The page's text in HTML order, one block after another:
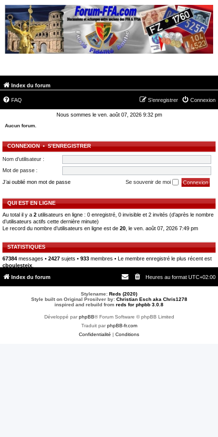
Index du forum
FAQ Connexion
S’enregistrer
Nous sommes le ven. août 07, 2026 9:32 pm
Aucun forum.
CONNEXION•S’ENREGISTRER
Nom d’utilisateur :
Mot de passe :
J’ai oublié mon mot de passe
Se souvenir de moi
QUI EST EN LIGNE
Au total il y a 2 utilisateurs en ligne : 0 enregistré, 0 invisible et 2 invités (d’après le nombre
d’utilisateurs actifs cette dernière minute)
Le record du nombre d’utilisateurs en ligne est de 20 , le ven. août 07, 2026 7:49 pm
STATISTIQUES
67384 messages • 2427 sujets • 933 membres • Le membre enregistré le plus récent est
cboulesteix
Index du forum
Heures au format UTC+02:00
Stylename: Reds (2020)
Style built on Original Prosilver by: Christian Esch aka Chris1278
inspired and rebuild from reds for phpbb 3.0.8
Développé parphpBB® Forum Software © phpBB Limited
Traduit parphpBB-fr.com
Confidentialité | Conditions